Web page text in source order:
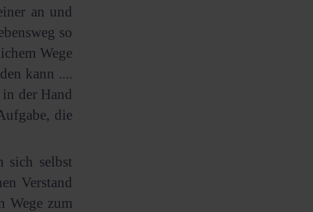
an und
so
Wege
kann ....
der Hand
die
sich selbst
Verstand
Wege zum